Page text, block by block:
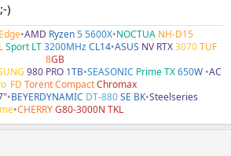
)
•AMD Ryzen5 5600X•NOCTUA NH-D15
Sport LT3200MHzCL14•ASUS NV RTX3070TUF
8GB
980 PRO 1TB•SEASONIC Prime TX 650W•AC
FD Torent CompactChromax
•BEYERDYNAMIC DT-880SE BK•Steelseries
•CHERRY G80-3000N TKL